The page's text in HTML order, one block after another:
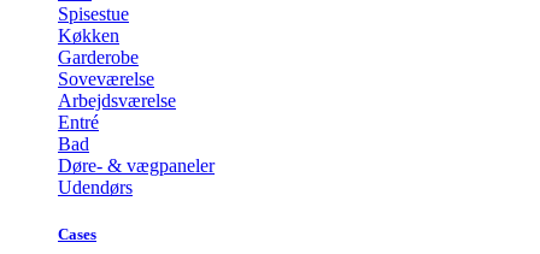
Spisestue
Køkken
Garderobe
Soveværelse
Arbejdsværelse
Entré
Bad
Døre- & vægpaneler
Udendørs
Cases